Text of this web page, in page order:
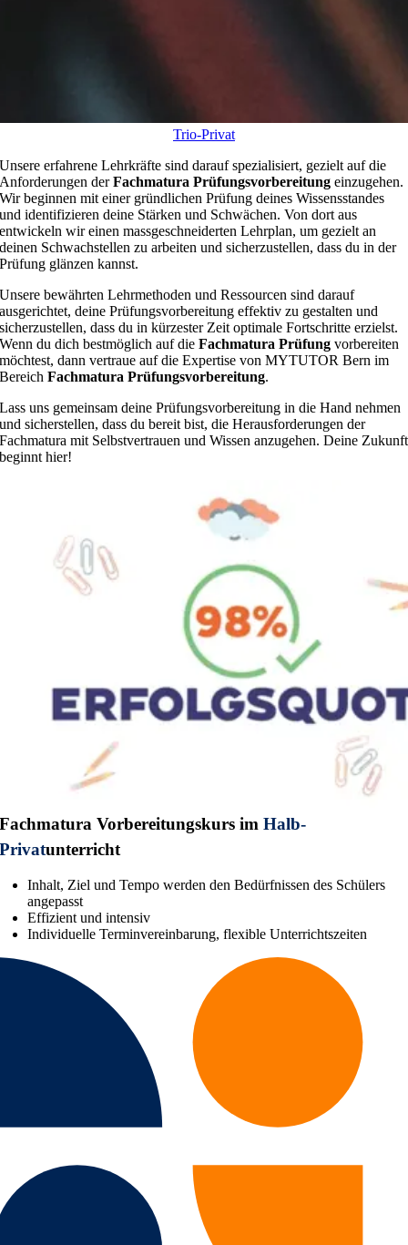
Trio-Privat
Unsere erfahrene Lehrkräfte sind darauf spezialisiert, gezielt auf die
Anforderungen derFachmatura Prüfungsvorbereitung einzugehen.
Wir beginnen mit einer gründlichen Prüfung deines Wissensstandes
und identifizieren deine Stärken und Schwächen. Von dort aus
entwickeln wir einen massgeschneiderten Lehrplan, um gezielt an
deinen Schwachstellen zu arbeiten und sicherzustellen, dass du in der
Prüfung glänzen kannst.
Unsere bewährten Lehrmethoden und Ressourcen sind darauf
ausgerichtet, deine Prüfungsvorbereitung effektiv zu gestalten und
sicherzustellen, dass du in kürzester Zeit optimale Fortschritte erzielst.
Wenn du dich bestmöglich auf dieFachmatura Prüfung vorbereiten
möchtest, dann vertraue auf die Expertise von MYTUTOR Bern im
BereichFachmatura Prüfungsvorbereitung.
Lass uns gemeinsam deine Prüfungsvorbereitung in die Hand nehmen
und sicherstellen, dass du bereit bist, die Herausforderungen der
Fachmatura mit Selbstvertrauen und Wissen anzugehen. Deine Zukunft
beginnt hier!
Fachmatura Vorbereitungskurs imHalb-
Privatunterricht
Inhalt, Ziel und Tempo werden den Bedürfnissen des Schülers
angepasst
Effizient und intensiv
Individuelle Terminvereinbarung, flexible Unterrichtszeiten